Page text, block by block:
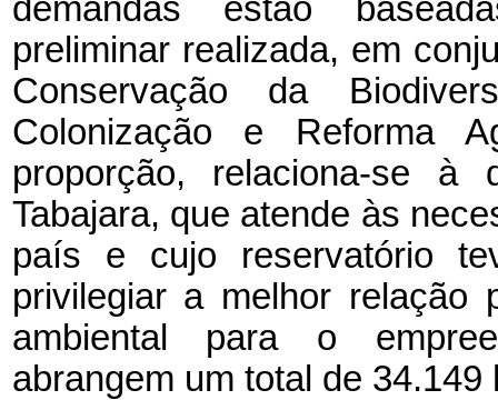
demandas estão
preliminar realizada, em
Conservação da
Colonização e Reforma
proporção, relaciona-se à
Tabajara, que atende às
país e cujo reservatório
privilegiar a melhor relação
ambiental para o
abrangem um total de 34.149